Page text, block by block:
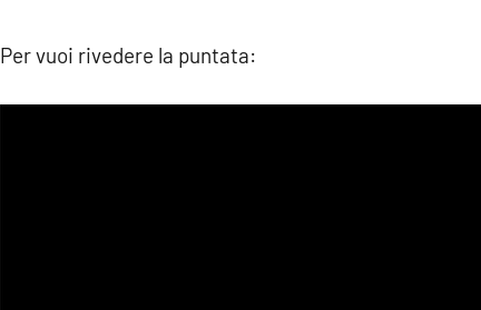
Per vuoi rivedere la puntata: